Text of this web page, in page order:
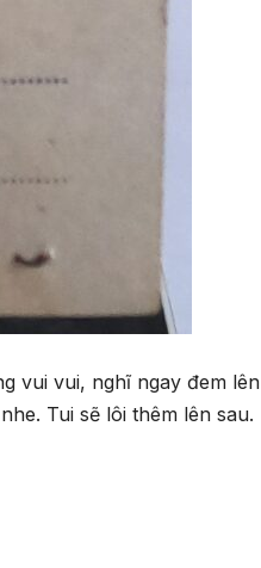
vui vui, nghĩ ngay đem lên
Tui sẽ lôi thêm lên sau.